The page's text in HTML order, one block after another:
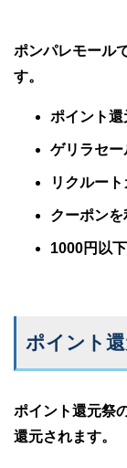
ポンパレモール
す。
ポイント還
ゲリラセー
リクルー
クーポンを
1000円以
ポイント
ポイント還元祭
還元されます。